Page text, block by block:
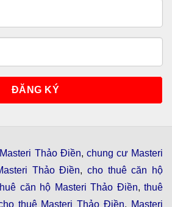
Thảo Điền, chung cư Masteri
Thảo Điền, cho thuê căn hộ
căn hộ Masteri Thảo Điền,thuê
thuê Masteri Thảo Điền, Masteri